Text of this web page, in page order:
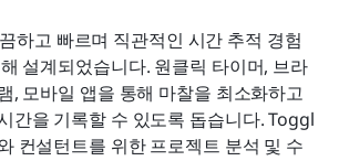
하고 빠르며 직관적인 시간 추적 경험
설계되었습니다. 원클릭 타이머, 브라
, 모바일 앱을 통해 마찰을 최소화하고
간을 기록할 수 있도록 돕습니다. Toggl
컨설턴트를 위한 프로젝트 분석 및 수